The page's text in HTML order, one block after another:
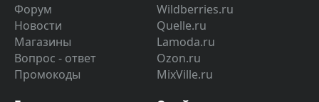
Форум
Новости
Магазины
Вопрос - ответ
Промокоды
Wildberries.ru
Quelle.ru
Lamoda.ru
Ozon.ru
MixVille.ru